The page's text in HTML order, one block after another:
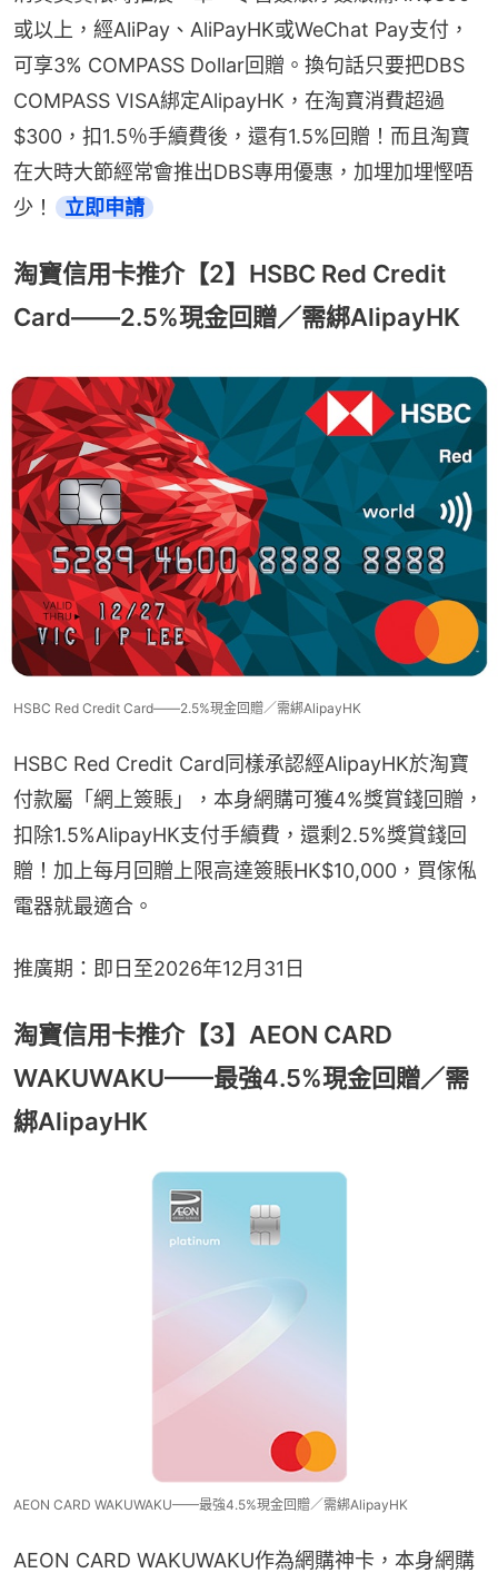
或以上，經AliPay、AliPayHK或WeChat Pay支付，
可享3% COMPASS Dollar回贈。換句話只要把DBS
COMPASS VISA綁定AlipayHK，在淘寶消費超過
$300，扣1.5％手續費後，還有1.5%回贈！而且淘寶
在大時大節經常會推出DBS專用優惠，加埋加埋慳唔
少！
立即申請
淘寶信用卡推介【2】HSBC Red Credit
Card——2.5%現金回贈／需綁AlipayHK
HSBC Red Credit Card——2.5%現金回贈／需綁AlipayHK
HSBC Red Credit Card同樣承認經AlipayHK於淘寶
付款屬「網上簽賬」，本身網購可獲4%獎賞錢回贈，
扣除1.5%AlipayHK支付手續費，還剩2.5%獎賞錢回
贈！加上每月回贈上限高達簽賬HK$10,000，買傢俬
電器就最適合。
推廣期：即日至2026年12月31日
淘寶信用卡推介【3】AEON CARD
WAKUWAKU——最強4.5%現金回贈／需
綁AlipayHK
AEON CARD WAKUWAKU——最強4.5%現金回贈／需綁AlipayHK
AEON CARD WAKUWAKU作為網購神卡，本身網購